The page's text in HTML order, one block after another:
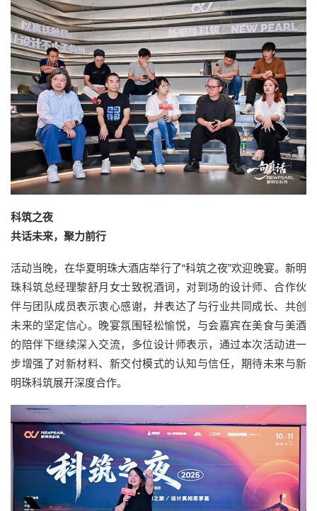
科筑之夜
共话未来，聚力前行
活动当晚，在华夏明珠大酒店举行了“科筑之夜”欢迎晚宴。新明
珠科筑总经理黎舒月女士致祝酒词，对到场的设计师、合作伙
伴与团队成员表示衷心感谢，并表达了与行业共同成长、共创
未来的坚定信心。晚宴氛围轻松愉悦，与会嘉宾在美食与美酒
的陪伴下继续深入交流，多位设计师表示，通过本次活动进一
步增强了对新材料、新交付模式的认知与信任，期待未来与新
明珠科筑展开深度合作。